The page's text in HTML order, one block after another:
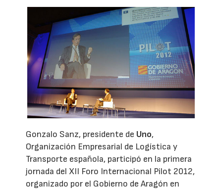
Gonzalo Sanz, presidente de Uno,
Organización Empresarial de Logística y
Transporte española, participó en la primera
jornada del XII Foro Internacional Pilot 2012,
organizado por el Gobierno de Aragón en